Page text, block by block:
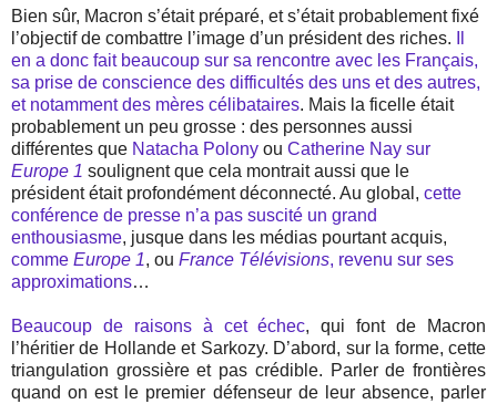
Bien sûr, Macron s’était préparé, et s’était probablement fixé
l’objectif de combattre l’image d’un président des riches.
en a donc fait beaucoup sur sa rencontre avec les Français,
sa prise de conscience des difficultés des uns et des autres,
et notamment des mères célibataires. Mais la ficelle était
probablement un peu grosse : des personnes aussi
différentes que Natacha Polony ou Catherine Nay sur
Europe 1 soulignent que cela montrait aussi que le
président était profondément déconnecté. Au global, cette
conférence de presse n’a pas suscité un grand
enthousiasme, jusque dans les médias pourtant acquis,
comme Europe 1, ou France Télévisions, revenu sur ses
approximations…
Beaucoup de raisons à cet échec, qui font de Macron
l’héritier de Hollande et Sarkozy. D’abord, sur la forme, cette
triangulation grossière et pas crédible. Parler de frontières
quand on est le premier défenseur de leur absence, parler